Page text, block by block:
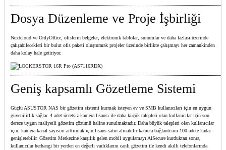
Dosya Düzenleme ve Proje İşbirliği
Nextcloud ve OnlyOffice, ofislerin belgeler, elektronik tablolar, sunumlar ve daha fazlası üzerinde
çalışabilecekleri bir bulut ofis paketi oluşturarak projeler üzerinde birlikte çalışmayı her zamankinden
daha kolay hale getiriyor.
Geniş kapsamlı Gözetleme Sistemi
Güçlü ASUSTOR NAS bir gözetim sistemi kurmak isteyen ev ve SMB kullanıcıları için en uygun
güvenilirlik sağlar. 4 adet ücretsiz kamera lisansı ile daha küçük talepleri olan kullanıcılar için son
derece uygun maliyetli gözetim çözümü haline sunulmaktadır. Daha büyük talepleri olan kullanıcılar
için, kamera kanal sayısını arttırmak için lisans satın alınabilir kamera bağlantısını 100 adete kadar
genişletebilir. Gözetim Merkezine karşılık gelen mobil uygulamayı AiSecure kurduktan sonra,
kullanıcılar herhangi bir yerden en değerli varlıklarını canlı gözetim ile kendi akıllı telefonlarında